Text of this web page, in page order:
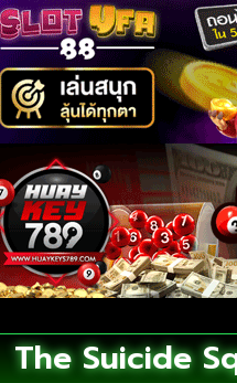
The Suicide